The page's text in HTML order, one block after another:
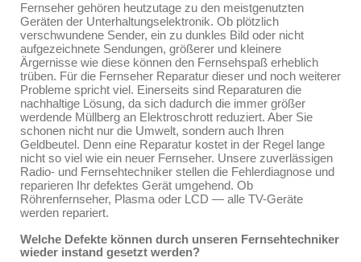
Fernseher gehören heutzutage zu den meistgenutzten
Geräten der Unterhaltungselektronik. Ob plötzlich
verschwundene Sender, ein zu dunkles Bild oder nicht
aufgezeichnete Sendungen, größerer und kleinere
Ärgernisse wie diese können den Fernsehspaß erheblich
trüben. Für die Fernseher Reparatur dieser und noch weiterer
Probleme spricht viel. Einerseits sind Reparaturen die
nachhaltige Lösung, da sich dadurch die immer größer
werdende Müllberg an Elektroschrott reduziert. Aber Sie
schonen nicht nur die Umwelt, sondern auch Ihren
Geldbeutel. Denn eine Reparatur kostet in der Regel lange
nicht so viel wie ein neuer Fernseher. Unsere zuverlässigen
Radio- und Fernsehtechniker stellen die Fehlerdiagnose und
reparieren Ihr defektes Gerät umgehend. Ob
Röhrenfernseher, Plasma oder LCD — alle TV-Geräte
werden repariert.
Welche Defekte können durch unseren Fernsehtechniker
wieder instand gesetzt werden?